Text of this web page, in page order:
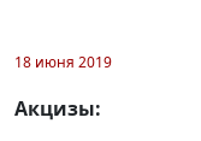
18 июня 2019
Акцизы: